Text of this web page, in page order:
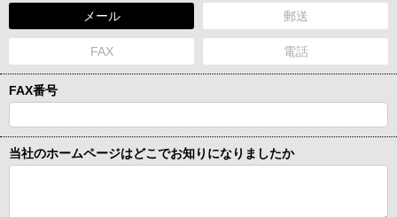
メール 郵送
FAX 電話
FAX番号
当社のホームページはどこでお知りになりましたか